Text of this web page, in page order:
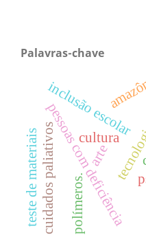
Palavras-chave
pessoas com deficiência
inclusão escolar
cuidados paliativos cultura
arte
teste de materiais polímeros.